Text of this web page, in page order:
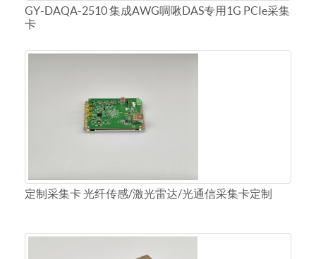
GY-DAQA-2510 集成AWG啁啾DAS专用1G PCIe采集
卡
定制采集卡 光纤传感/激光雷达/光通信采集卡定制